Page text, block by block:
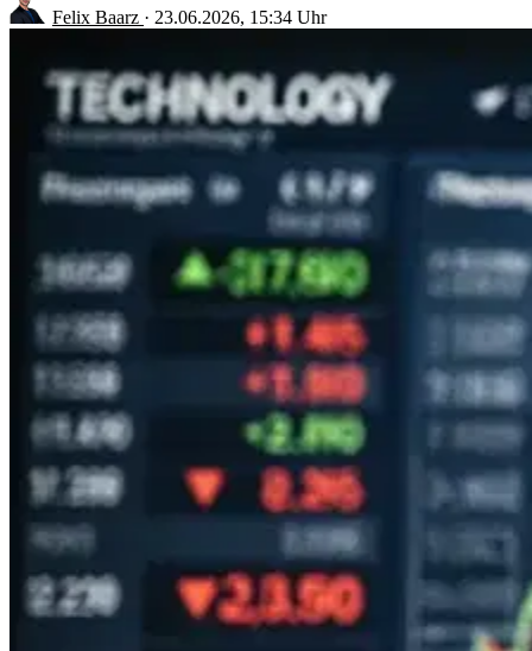
Felix Baarz · 23.06.2026, 15:34 Uhr